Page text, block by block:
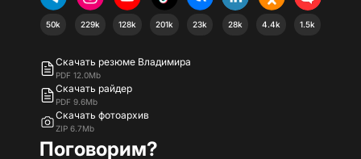
50k 229k 128k 201k 23k 28k 4.4k 1.5k
Скачать резюме Владимира
PDF 12.0Mb
Скачать райдер
PDF 9.6Mb
Скачать фотоархив
ZIP 6.7Mb
Поговорим?